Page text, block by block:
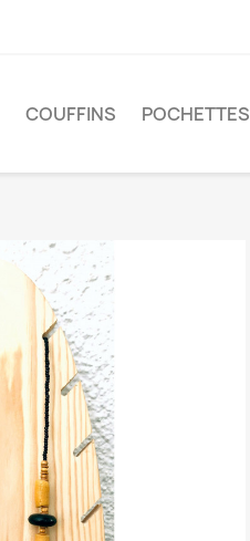
COUFFINS POCHETTES